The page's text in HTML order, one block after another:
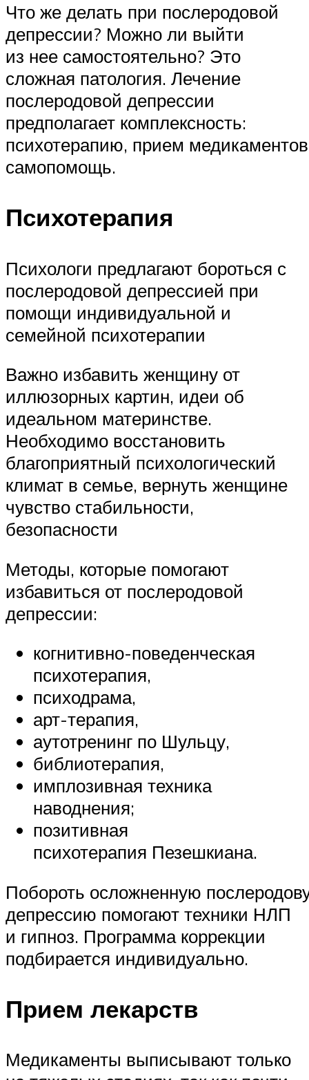
Что же делать при послеродовой
депрессии? Можно ли выйти
из нее самостоятельно? Это
сложная патология. Лечение
послеродовой депрессии
предполагает комплексность:
психотерапию, прием
самопомощь.
Психотерапия
Психологи предлагают бороться с
послеродовой депрессией при
помощи индивидуальной и
семейной психотерапии
Важно избавить женщину от
иллюзорных картин, идеи об
идеальном материнстве.
Необходимо восстановить
благоприятный психологический
климат в семье, вернуть женщине
чувство стабильности,
безопасности
Методы, которые помогают
избавиться от послеродовой
депрессии:
когнитивно-поведенческая
психотерапия,
психодрама,
арт-терапия,
аутотренинг по Шульцу,
библиотерапия,
имплозивная техника
наводнения;
позитивная
психотерапия Пезешкиана.
Побороть осложненную
депрессию помогают техники НЛП
и гипноз. Программа коррекции
подбирается индивидуально.
Прием лекарств
Медикаменты выписывают только